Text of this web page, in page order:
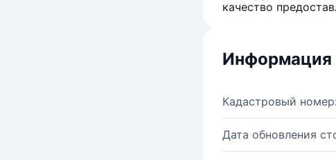
качество
Информация
Кадастровый номер:
Дата обновления